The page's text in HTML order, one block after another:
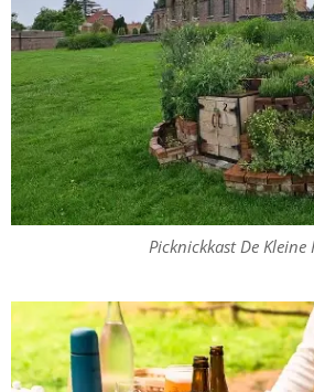
Picknickkast De Kleine